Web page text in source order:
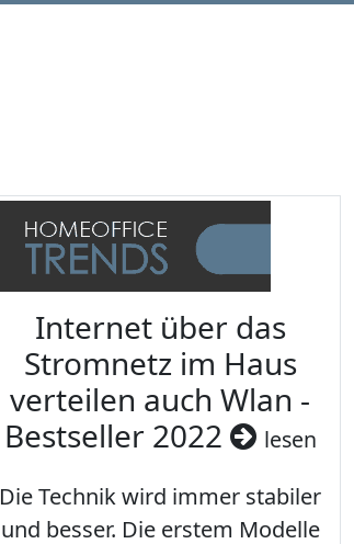
Internet über das
Stromnetz im Haus
verteilen auch Wlan -
Bestseller 2022
lesen
Die Technik wird immer stabiler
und besser. Die erstem Modelle